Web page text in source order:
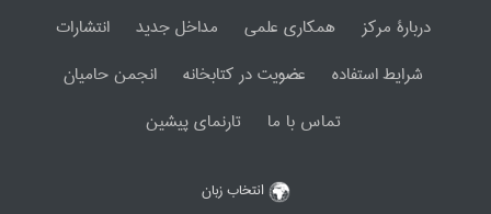
دربارۀ مرکز همکاری علمی مداخل جدید
انتشارات
شرایط استفاده
عضویت در کتابخانه
انجمن حامیان
تماس با ما
تارنمای پیشین
انتخاب زبان